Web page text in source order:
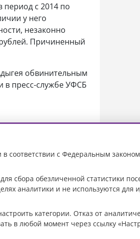
период с 2014 по
у него
незаконно
Причиненный
обвинительным
в пресс-службе УФСБ
соответствии с Федеральным
сбора обезличенной статистики
аналитики и не используются для
категории. Отказ от
в любой момент через ссылку